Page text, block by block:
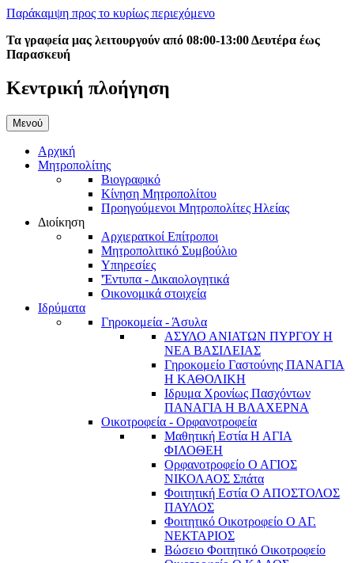
Παράκαμψη προς το κυρίως περιεχόμενο
Τα γραφεία μας λειτουργούν από 08:00-13:00 Δευτέρα έως
Παρασκευή
Κεντρική πλοήγηση
Μενού
Αρχική
Μητροπολίτης
Βιογραφικό
Κίνηση Μητροπολίτου
Προηγούμενοι Μητροπολίτες Ηλείας
Διοίκηση
Αρχιερατκοί Επίτροποι
Μητροπολιτικό Συμβούλιο
Υπηρεσίες
'Έντυπα - Δικαιολογητικά
Οικονομικά στοιχεία
Ιδρύματα
Γηροκομεία - Άσυλα
ΑΣΥΛΟ ΑΝΙΑΤΩΝ ΠΥΡΓΟΥ Η
ΝΕΑ ΒΑΣΙΛΕΙΑΣ
Γηροκομείο Γαστούνης ΠΑΝΑΓΙΑ
Η ΚΑΘΟΛΙΚΗ
Ιδρυμα Χρονίως Πασχόντων
ΠΑΝΑΓΙΑ Η ΒΛΑΧΕΡΝΑ
Οικοτροφεία - Ορφανοτροφεία
Μαθητική Εστία Η ΑΓΙΑ
ΦΙΛΟΘΕΗ
Ορφανοτροφείο Ο ΑΓΙΟΣ
ΝΙΚΟΛΑΟΣ Σπάτα
Φοιτητική Εστία Ο ΑΠΟΣΤΟΛΟΣ
ΠΑΥΛΟΣ
Φοιτητικό Οικοτροφείο Ο ΑΓ.
ΝΕΚΤΑΡΙΟΣ
Βώσειο Φοιτητικό Οικοτροφείο